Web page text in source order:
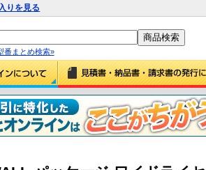
りを見る
番まとめ検索»